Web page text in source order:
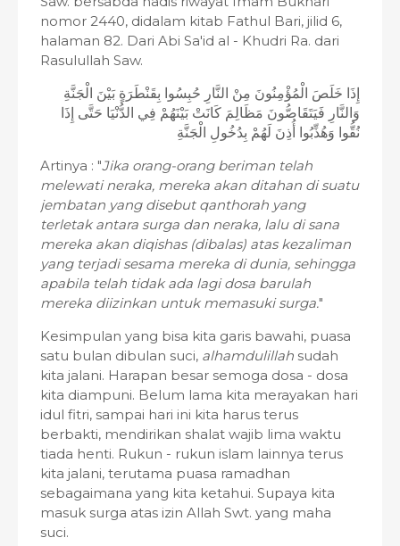
nomor 2440, didalam kitab Fathul Bari, jilid 6,
halaman 82. Dari Abi Sa'id al - Khudri Ra. dari
Rasulullah Saw.
إِذَا خَلَصَ الْمُؤْمِنُونَ مِنْ النَّارِ حُبِسُوا بِقَنْطَرَةٍ بَيْنَ الْجَنَّةِ
وَالنَّارِ فَيَتَقَاصُّونَ مَظَالِمَ كَانَتْ بَيْنَهُمْ فِي الدُّنْيَا حَتَّى إِذَا
نُقُّوا وَهُذِّبُوا أُذِنَ لَهُمْ بِدُخُولِ الْجَنَّةِ
Artinya : "Jika orang-orang beriman telah
melewati neraka, mereka akan ditahan di suatu
jembatan yang disebut qanthorah yang
terletak antara surga dan neraka, lalu di sana
mereka akan diqishas (dibalas) atas kezaliman
yang terjadi sesama mereka di dunia, sehingga
apabila telah tidak ada lagi dosa barulah
mereka diizinkan untuk memasuki surga."
Kesimpulan yang bisa kita garis bawahi, puasa
satu bulan dibulan suci, alhamdulillah sudah
kita jalani. Harapan besar semoga dosa - dosa
kita diampuni. Belum lama kita merayakan hari
idul fitri, sampai hari ini kita harus terus
berbakti, mendirikan shalat wajib lima waktu
tiada henti. Rukun - rukun islam lainnya terus
kita jalani, terutama puasa ramadhan
sebagaimana yang kita ketahui. Supaya kita
masuk surga atas izin Allah Swt. yang maha
suci.